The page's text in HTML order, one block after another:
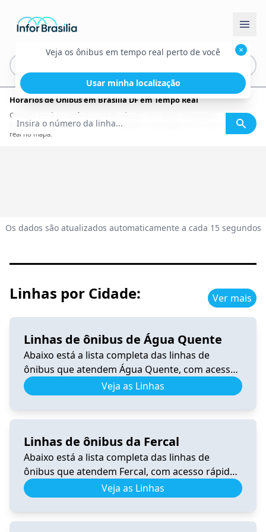
Horários de Ônibus em Brasília DF em Tempo Real
Consulte horários de ônibus em Brasília DF com dados atualizados,
informações por linha, itinerário completo e localização dos ônibus em tempo
real no mapa.
×
Veja os ônibus em tempo real perto de você
Usar minha localização
Os dados são atualizados automaticamente a cada 15 segundos
Linhas por Cidade: Ver mais
Linhas de ônibus de Água Quente
Abaixo está a lista completa das linhas de
ônibus que atendem Água Quente, com acesso
rápido a horários, itinerários e informações
atualizadas. 0.340 Horário de Ônibus 0.340
Real e Itinerário (2026) Ver horários 340.3
Horário de Ônibus 340.3 Recanto […]
Veja as Linhas
Linhas de ônibus da Fercal
Abaixo está a lista completa das linhas de
ônibus que atendem Fercal, com acesso rápido
a horários, itinerários e informações
atualizadas. 0.531 Horário de Ônibus 0.531
Veja as Linhas